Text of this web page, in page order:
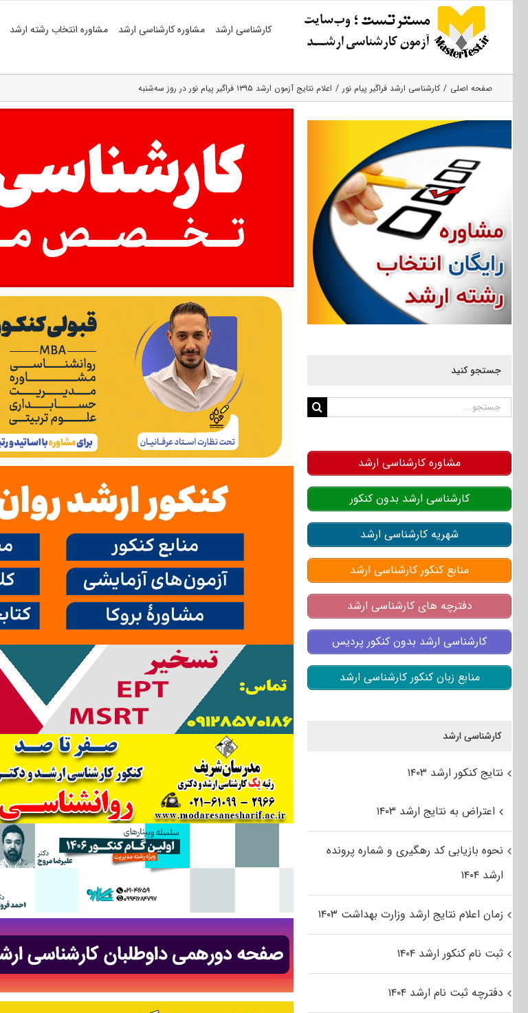
کارشناسی ارشد مشاوره کارشناسی ارشد مشاوره انتخاب رشته ارشد
صفحه اصلی کارشناسی ارشد فراگیر پیام نور اعلام نتایج آزمون ارشد ۱۳۹۵ فراگیر پیام نور در روز سه‌شنبه
جستجو کنید
جستجو
مشاوره کارشناسی ارشد
کارشناسی ارشد بدون کنکور
شهریه کارشناسی ارشد
منابع کنکور کارشناسی ارشد
دفترچه های کارشناسی ارشد
کارشناسی ارشد بدون کنکور پردیس
منابع زبان کنکور کارشناسی ارشد
کارشناسی ارشد
نتایج کنکور ارشد ۱۴۰۳
اعتراض به نتایج ارشد ۱۴۰۳
نحوه بازیابی کد رهگیری و شماره پرونده
ارشد ۱۴۰۴
زمان اعلام نتایج ارشد وزارت بهداشت ۱۴۰۳
ثبت نام کنکور ارشد ۱۴۰۴
دفترچه ثبت نام ارشد ۱۴۰۴